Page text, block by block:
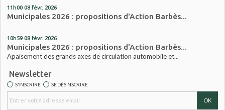
11h00 08 févr. 2026
Municipales 2026 : propositions d'Action Barbès...
10h59 08 févr. 2026
Municipales 2026 : propositions d'Action Barbès...
Apaisement des grands axes de circulation automobile et...
Newsletter
S'INSCRIRE SE DÉSINSCRIRE